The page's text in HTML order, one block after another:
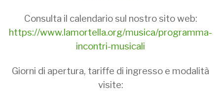
Consulta il calendario sul nostro sito web:
https://www.lamortella.org/musica/programma-
incontri-musicali
Giorni di apertura, tariffe di ingresso e modalità
visite: